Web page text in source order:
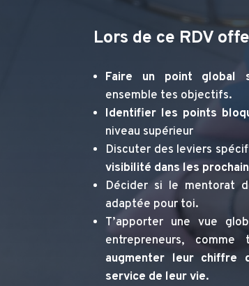
Lors de ce RDV
Faire un point global
ensemble tes objectifs.
Identifier les points
niveau supérieur
Discuter des leviers
visibilité dans les
Décider si le mentorat
adaptée pour toi.
T’apporter une vue
entrepreneurs,
augmenter leur chiffre
service de leur vie.